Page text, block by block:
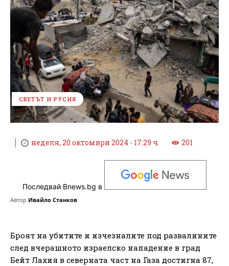
СВЕТЪТ И РУСИЯ
неделя, 20 октомври 2024 - 17:29 ч. 201
Последвай Bnews.bg в
Автор Ивайло Станков
Броят на убитите и изчезналите под развалините
след вчерашното израелско нападение в град
Бейт Лахия в северната част на Газа достигна 87,